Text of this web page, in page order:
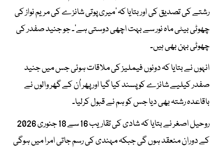
رشتے کی تصدیق کی اور بتایا کہ ’میری پوتی شانزے کی مریم نواز کی
چھوٹی بیٹی ماہ نور سے بہت اچھی دوستی ہے‘۔ جو جنید صفدر کی
چھوٹی بہن بھی ہیں۔
انہوں نے بتایا کہ دونوں فیملیز کی ملاقات ہوئی جس میں جنید
صفدر کیلیے شانزے کو پسند کیا گیا اور پھر اُن کے گھر والوں نے
باقاعدہ رشتہ بھی دیا جس کو ہم نے قبول کرلیا۔
روحیل اصغر نے بتایا کہ شادی کی تقاریب 16 سے 18 جنوری 2026
کے دوران منعقد ہوں گی جبکہ مہندی کی رسم جاتی امرا میں ہوگی